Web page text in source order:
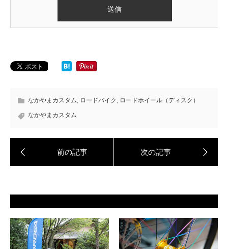
なかやまカスタム, ロードバイク , ロードホイール（ディスク）
なかやまカスタム